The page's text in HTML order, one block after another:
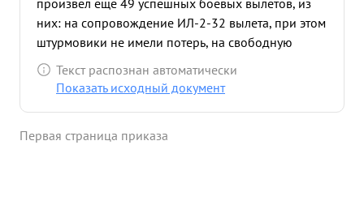
произвел еще 49 успешных боевых вылетов, из
них: на сопровождение ИЛ-2-32 вылета, при этом
штурмовики не имели потерь, на свободную
охотувылетов, на прикрытие наземных войск-4
вылета, на штурмовку войск противника - 7
проводит грамотно, вступает в бой с
Текст распознан автоматически
Показать исходный документ
Первая страница приказа